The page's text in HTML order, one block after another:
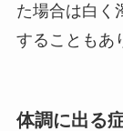
た場合は白く
することもあ
体調に出る